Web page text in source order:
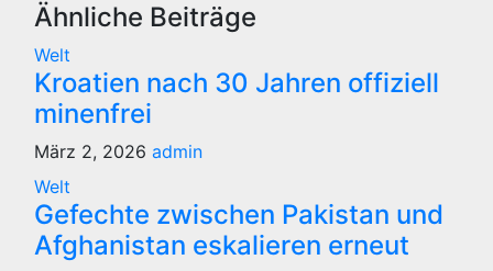
Ähnliche Beiträge
Welt
Kroatien nach 30 Jahren offiziell
minenfrei
März 2, 2026 admin
Welt
Gefechte zwischen Pakistan und
Afghanistan eskalieren erneut